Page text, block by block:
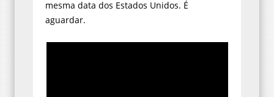
mesma data dos Estados Unidos. É
aguardar.